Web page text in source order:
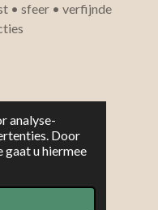
analyse-
Door
gaat u hiermee
• sfeer • verfijnde